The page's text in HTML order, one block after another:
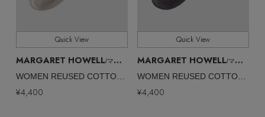
Quick View
MARGARET HOWELL/マーガレット・ハウエル
WOMEN REUSED COTTON SOCKS
¥4,400
Quick View
MARGARET HOWELL/マーガレット・ハウエル
WOMEN REUSED COTTON SOCKS
¥4,400